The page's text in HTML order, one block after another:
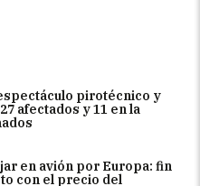
pirotécnico y
afectados y 11 en la
en avión por Europa: fin
con el precio del